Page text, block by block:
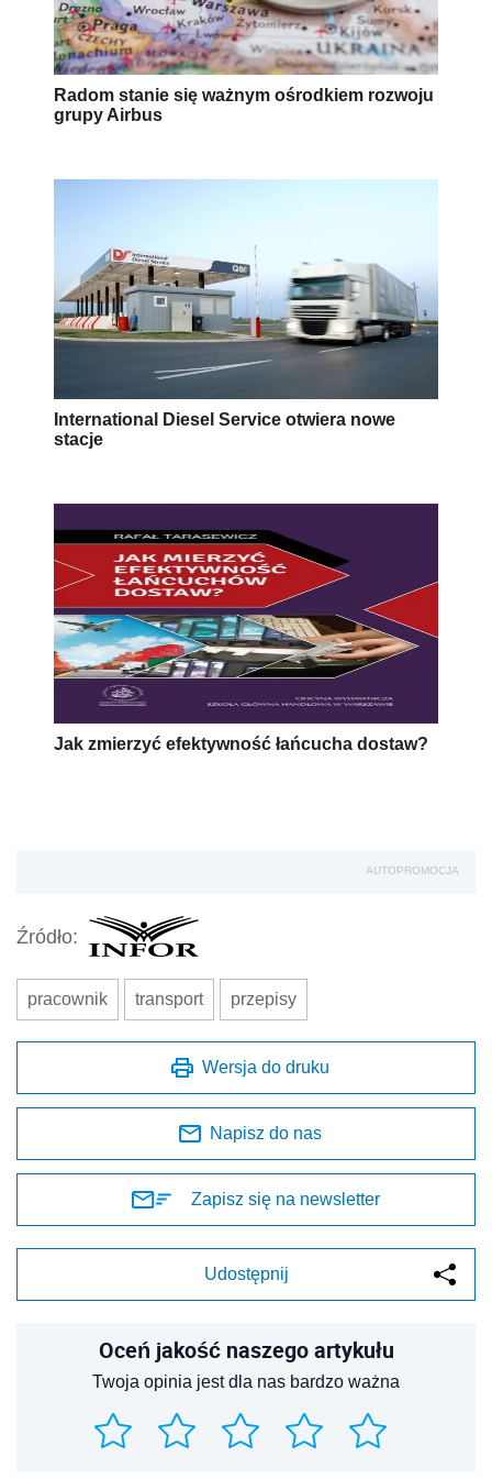
Radom stanie się ważnym ośrodkiem rozwoju
grupy Airbus
International Diesel Service otwiera nowe
stacje
Jak zmierzyć efektywność łańcucha dostaw?
AUTOPROMOCJA
Źródło:
pracownik transport przepisy
Wersja do druku
Napisz do nas
Zapisz się na newsletter
Udostępnij
Oceń jakość naszego artykułu
Twoja opinia jest dla nas bardzo ważna